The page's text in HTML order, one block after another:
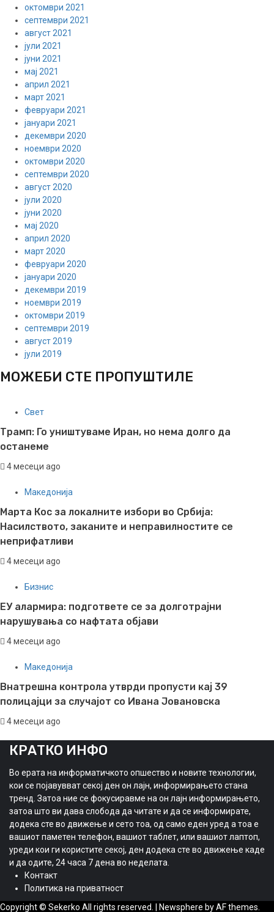
октомври 2021
септември 2021
август 2021
јули 2021
јуни 2021
мај 2021
април 2021
март 2021
февруари 2021
јануари 2021
декември 2020
ноември 2020
октомври 2020
септември 2020
август 2020
јули 2020
јуни 2020
мај 2020
април 2020
март 2020
февруари 2020
јануари 2020
декември 2019
ноември 2019
октомври 2019
септември 2019
август 2019
јули 2019
МОЖЕБИ СТЕ ПРОПУШТИЛЕ
Свет
Трамп: Го уништуваме Иран, но нема долго да
останеме
4 месеци ago
Македонија
Марта Кос за локалните избори во Србија:
Насилството, заканите и неправилностите се
неприфатливи
4 месеци ago
Бизнис
ЕУ алармира: подгответе се за долготрајни
нарушувања со нафтата објави
4 месеци ago
Македонија
Внатрешна контрола утврди пропусти кај 39
полицајци за случајот со Ивана Јовановска
4 месеци ago
КРАТКО ИНФО
Во ерата на информатичкото опшество и новите технологии,
кои се појавувват секој ден он лајн, информирањето стана
тренд. Затоа ние се фокусиравме на он лајн информирањето,
затоа што ви дава слобода да читате и да се информирате,
додека сте во движење и сето тоа, од само еден уред а тоа е
вашиот паметен телефон, вашиот таблет, или вашиот лаптоп,
уреди кои ги користите секој, ден додека сте во движење каде
и да одите, 24 часа 7 дена во неделата.
Контакт
Политика на приватност
Copyright © Sekerko All rights reserved.
Newsphere by AF themes.